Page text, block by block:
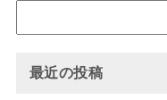
最近の投稿